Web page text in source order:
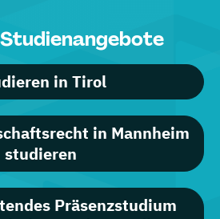
in Tirol
in Mannheim
studieren
Präsenzstudium